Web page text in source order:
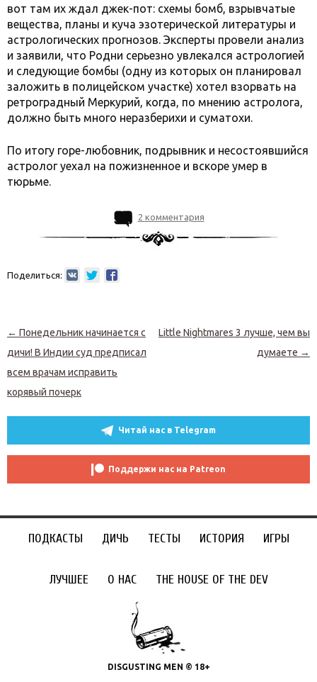
вот там их ждал джек-пот: схемы бомб, взрывчатые
вещества, планы и куча эзотерической литературы и
астрологических прогнозов. Эксперты провели анализ
и заявили, что Родни серьезно увлекался астрологией
и следующие бомбы (одну из которых он планировал
заложить в полицейском участке) хотел взорвать на
ретроградный Меркурий, когда, по мнению астролога,
должно быть много неразберихи и суматохи.
По итогу горе-любовник, подрывник и несостоявшийся
астролог уехал на пожизненное и вскоре умер в
тюрьме.
2 комментария
Поделиться:
Навигация по записям
← Понедельник начинается с
дичи! В Индии суд предписал
всем врачам исправить
корявый почерк
Little Nightmares 3 лучше, чем вы
думаете →
Читай нас в Telegram
Поддержи нас на Patreon
ПОДКАСТЫ ДИЧЬ ТЕСТЫ ИСТОРИЯ ИГРЫ
ЛУЧШЕЕ О НАС THE HOUSE OF THE DEV
DISGUSTING MEN © 18+